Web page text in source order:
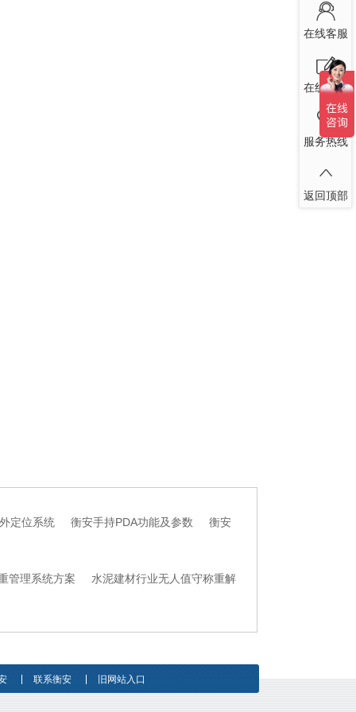
定位系统 衡安手持PDA功能及参数 衡安
管理系统方案 水泥建材行业无人值守称重解
联系衡安 旧网站入口
在线客服
在线留言
服务热线
返回顶部